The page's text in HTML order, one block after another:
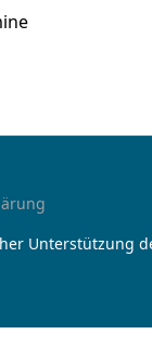
Unterstützung